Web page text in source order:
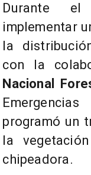
Durante
implementar
la
con la
Nacional
programó un
la
chipeadora.